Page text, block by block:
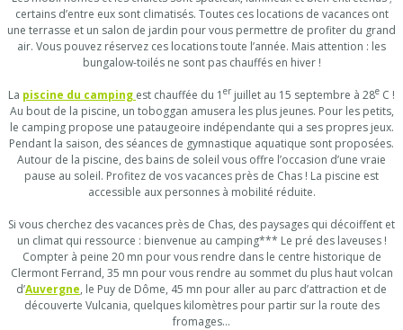
certains d’entre eux sont climatisés. Toutes ces locations de vacances ont
une terrasse et un salon de jardin pour vous permettre de profiter du grand
air. Vous pouvez réservez ces locations toute l’année. Mais attention : les
bungalow-toilés ne sont pas chauffés en hiver !
La piscine du camping est chauffée du 1 er juillet au 15 septembre à 28e C !
Au bout de la piscine, un toboggan amusera les plus jeunes. Pour les petits,
le camping propose une pataugeoire indépendante qui a ses propres jeux.
Pendant la saison, des séances de gymnastique aquatique sont proposées.
Autour de la piscine, des bains de soleil vous offre l’occasion d’une vraie
pause au soleil. Profitez de vos vacances près de Chas ! La piscine est
accessible aux personnes à mobilité réduite.
Si vous cherchez des vacances près de Chas, des paysages qui décoiffent et
un climat qui ressource : bienvenue au camping*** Le pré des laveuses !
Compter à peine 20 mn pour vous rendre dans le centre historique de
Clermont Ferrand, 35 mn pour vous rendre au sommet du plus haut volcan
d’Auvergne, le Puy de Dôme, 45 mn pour aller au parc d’attraction et de
découverte Vulcania, quelques kilomètres pour partir sur la route des
fromages…